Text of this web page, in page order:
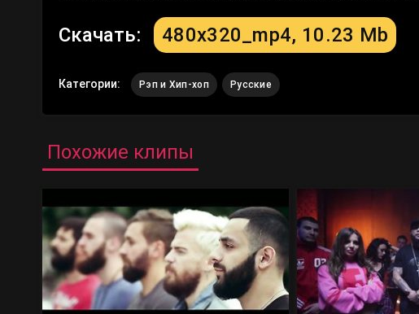
Скачать: 480x320_mp4, 10.23 Mb
Категории: Рэп и Хип-хоп Русские
Похожие клипы